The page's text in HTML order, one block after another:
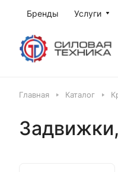
Бренды Услуги
Главная Каталог